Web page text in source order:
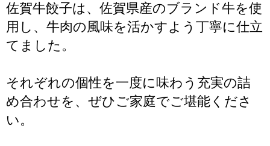
佐賀牛餃子は、佐賀県産のブランド牛を使
用し、牛肉の風味を活かすよう丁寧に仕立
てました。
それぞれの個性を一度に味わう充実の詰
め合わせを、ぜひご家庭でご堪能くださ
い。